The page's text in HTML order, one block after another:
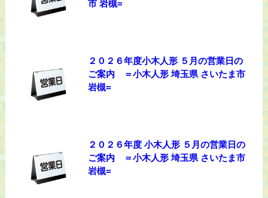
市 岩槻=
２０２６年度小木人形 ５月の営業日の
ご案内 ＝小木人形 埼玉県 さいたま市
岩槻=
２０２６年度 小木人形 ５月の営業日の
ご案内 ＝小木人形 埼玉県 さいたま市
岩槻=